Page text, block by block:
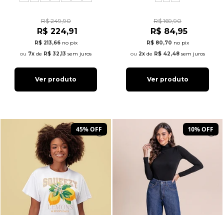
R$ 249,90
R$ 224,91
R$ 213,66 no pix
7x de R$ 32,13 sem juros
Ver produto
R$ 169,90
R$ 84,95
R$ 80,70 no pix
2xde R$ 42,48sem juros
Ver produto
45% OFF 10% OFF